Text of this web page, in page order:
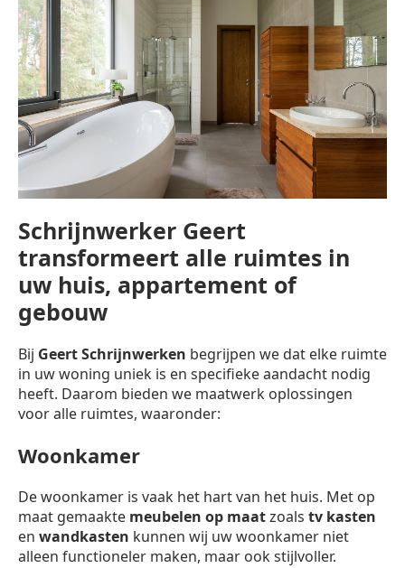
Schrijnwerker Geert
transformeert alle ruimtes in
uw huis, appartement of
gebouw
Bij Geert Schrijnwerken begrijpen we dat elke ruimte
in uw woning uniek is en specifieke aandacht nodig
heeft. Daarom bieden we maatwerk oplossingen
voor alle ruimtes, waaronder:
Woonkamer
De woonkamer is vaak het hart van het huis. Met op
maat gemaakte meubelen op maatzoals tv kasten
en wandkasten kunnen wij uw woonkamer niet
alleen functioneler maken, maar ook stijlvoller.